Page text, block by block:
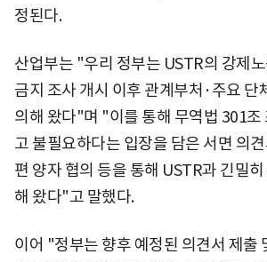
정된다.
산업부는 "우리 정부는 USTR의 강제
금지 조사 개시 이후 관계부처·주요 단
의해 왔다"며 "이를 통해 무역법 301조
고 불필요하다는 입장을 담은 서면 의
편 양자 협의 등을 통해 USTR과 긴밀
해 왔다"고 말했다.
이어 "정부는 향후 예정된 의견서 제출